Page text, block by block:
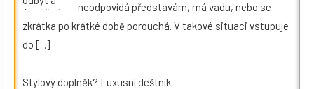
neodpovídá představám, má vadu, nebo se
zkrátka po krátké době porouchá. V takové situaci vstupuje
do [...]
Stylový doplněk? Luxusní deštník